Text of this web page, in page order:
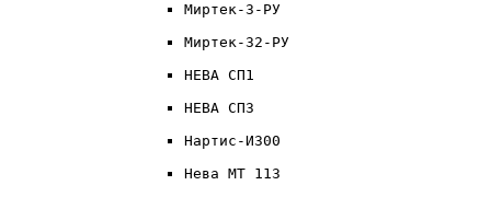
Миртек-3-РУ
Миртек-32-РУ
НЕВА СП1
НЕВА СП3
Нартис-И300
Нева МТ 113